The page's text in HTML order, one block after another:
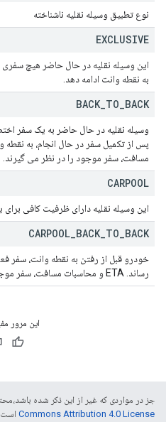
نوع تطبیق وسیله نقلیه ناشناخته
EXCLUSIVE
این وسیله نقلیه در حال حاضر هیچ
به نقطه وانت ادامه دهد.
BACK TO BACK
وسیله نقلیه در حال حاضر به یک سفر
مسافت، سفر موجود را در نظر می گیرند.
CARPOOL
این وسیله نقلیه دارای ظرفیت کافی
CARPOOL BACK TO BACK
خودرو قبل از رفتن به نقطه وانت، سفر
رساند. ETA و محاسبات مسافت، سفر موجود را در نظر می گیرند.
این مرور
جز در مواردی که غیر از این ذکر شده
Commons Attribution 4.0 License